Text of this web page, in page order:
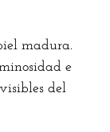
madura.
e
del